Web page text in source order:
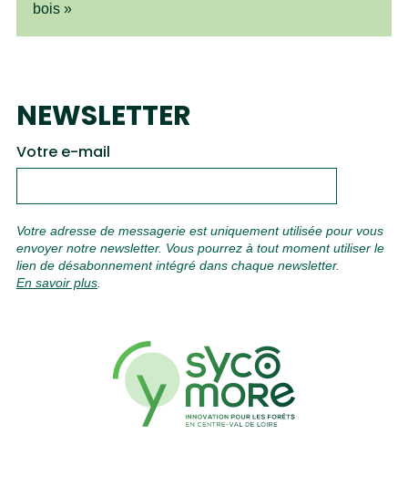
bois »
NEWSLETTER
Votre e-mail
Votre adresse de messagerie est uniquement utilisée pour vous
envoyer notre newsletter. Vous pourrez à tout moment utiliser le
lien de désabonnement intégré dans chaque newsletter.
En savoir plus.